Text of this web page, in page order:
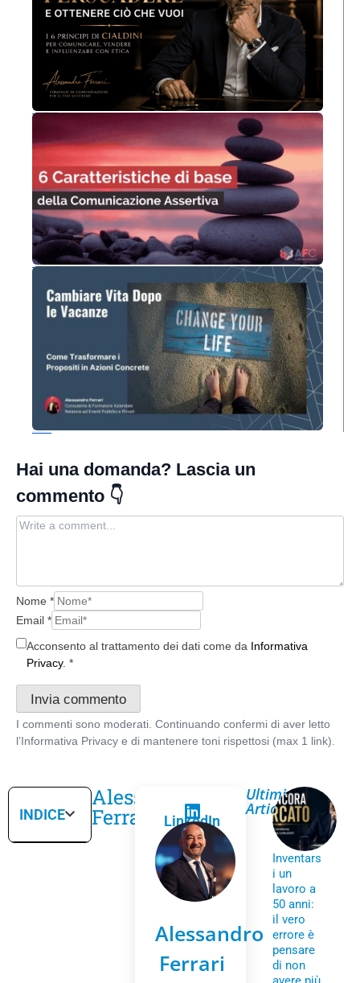
Nome *
Email *
Acconsento al trattamento dei dati come da Informativa
Privacy. *
INDICE
Alessandro
Ferrari LinkedIn
Alessandro
Ferrari
Ultimi
Articoli
Inventars
i un
lavoro a
50 anni:
il vero
errore è
pensare
di non